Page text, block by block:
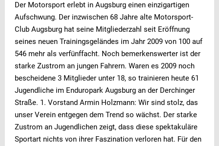
Der Motorsport erlebt in Augsburg einen einzigartigen
Aufschwung. Der inzwischen 68 Jahre alte Motorsport-
Club Augsburg hat seine Mitgliederzahl seit Eröffnung
seines neuen Trainingsgeländes im Jahr 2009 von 100 auf
546 mehr als verfünffacht. Noch bemerkenswerter ist der
starke Zustrom an jungen Fahrern. Waren es 2009 noch
bescheidene 3 Mitglieder unter 18, so trainieren heute 61
Jugendliche im Enduropark Augsburg an der Derchinger
Straße. 1. Vorstand Armin Holzmann: Wir sind stolz, das
unser Verein entgegen dem Trend so wächst. Der starke
Zustrom an Jugendlichen zeigt, dass diese spektakuläre
Sportart nichts von ihrer Faszination verloren hat. Für den